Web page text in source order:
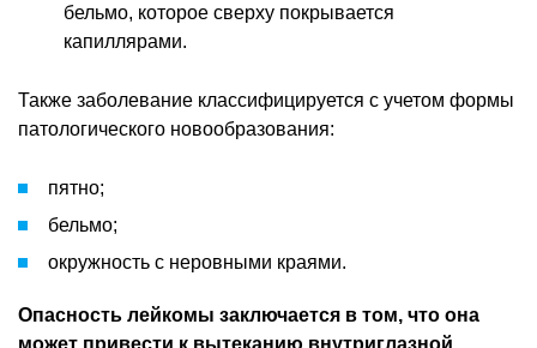
бельмо, которое сверху покрывается
капиллярами.
Также заболевание классифицируется с учетом формы
патологического новообразования:
пятно;
бельмо;
окружность с неровными краями.
Опасность лейкомы заключается в том, что она
может привести к вытеканию внутриглазной